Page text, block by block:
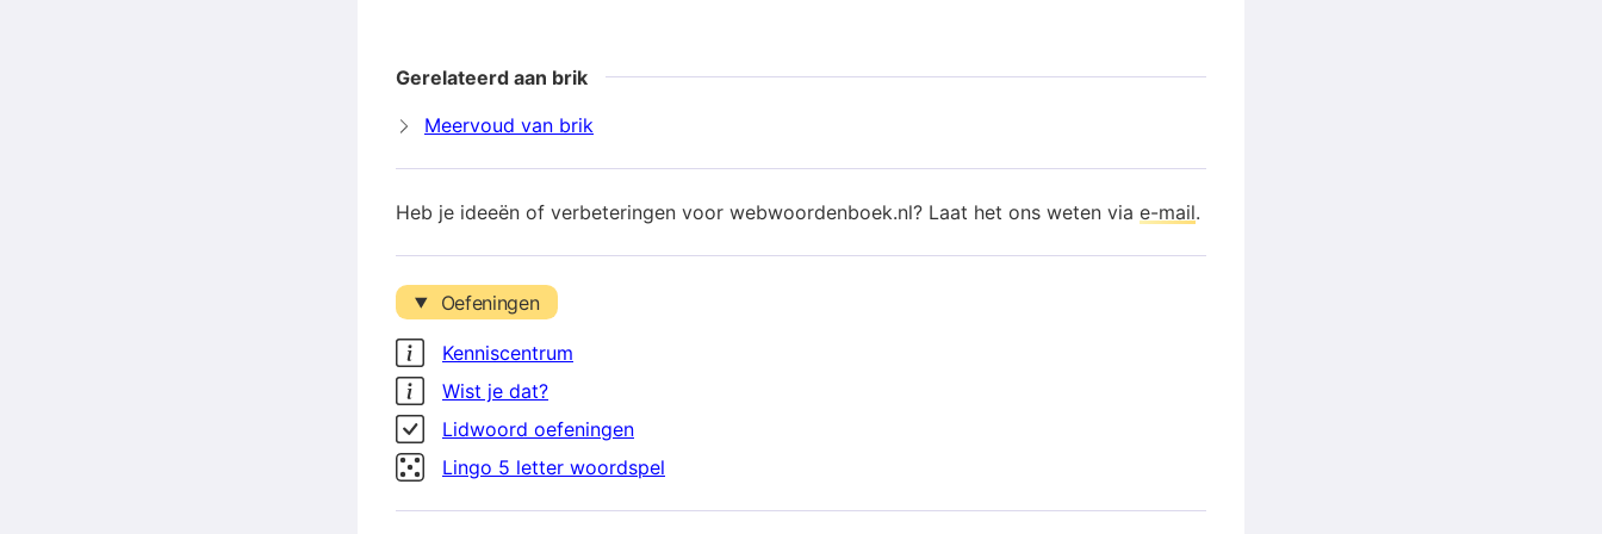
Gerelateerd aan brik
Meervoud van brik
Heb je ideeën of verbeteringen voor webwoordenboek.nl? Laat het ons weten via e-mail.
Oefeningen
Kenniscentrum
Wist je dat?
Lidwoord oefeningen
Lingo 5 letter woordspel